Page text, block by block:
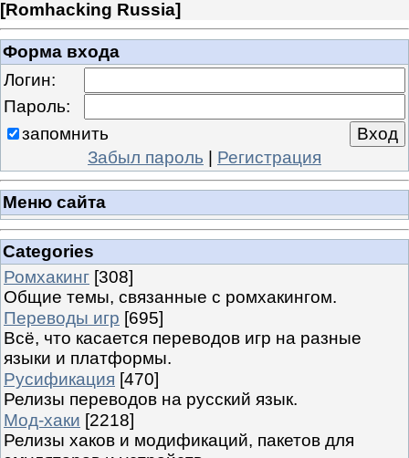
[Romhacking Russia]
Форма входа
Логин:
Пароль:
запомнить
Забыл пароль | Регистрация
Меню сайта
Categories
Ромхакинг [308]
Общие темы, связанные с ромхакингом.
Переводы игр [695]
Всё, что касается переводов игр на разные
языки и платформы.
Русификация [470]
Релизы переводов на русский язык.
Мод-хаки [2218]
Релизы хаков и модификаций, пакетов для